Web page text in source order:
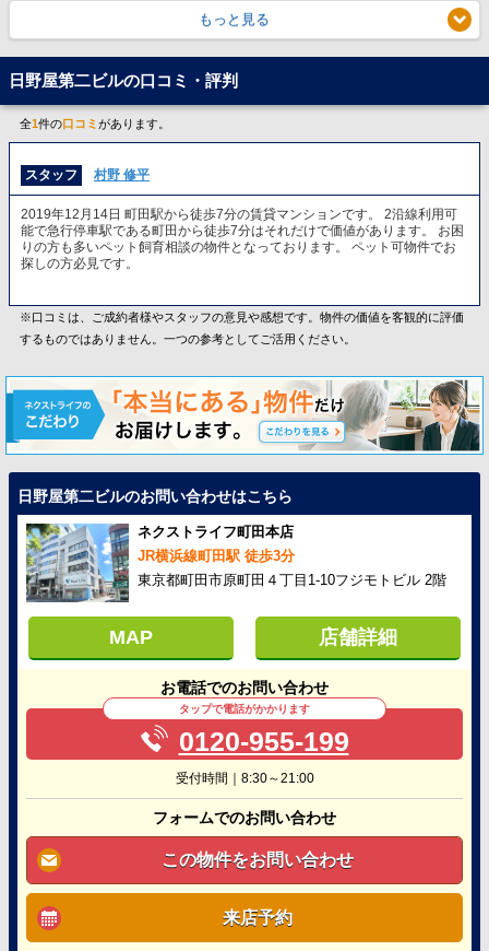
もっと見る
日野屋第二ビルの口コミ・評判
全1件の口コミ があります。
スタッフ 村野 修平
2019年12月14日 町田駅から徒歩7分の賃貸マンションです。 2沿線利用可
能で急行停車駅である町田から徒歩7分はそれだけで価値があります。 お困
りの方も多いペット飼育相談の物件となっております。 ペット可物件でお
探しの方必見です。
※口コミは、ご成約者様やスタッフの意見や感想です。物件の価値を客観的に評価
するものではありません。一つの参考としてご活用ください。
日野屋第二ビルのお問い合わせはこちら
ネクストライフ町田本店
JR横浜線町田駅 徒歩3分
東京都町田市原町田４丁目1-10フジモトビル 2階
MAP 店舗詳細
お電話でのお問い合わせ
タップで電話がかかります
0120-955-199
受付時間｜8:30～21:00
フォームでのお問い合わせ
この物件をお問い合わせ
来店予約